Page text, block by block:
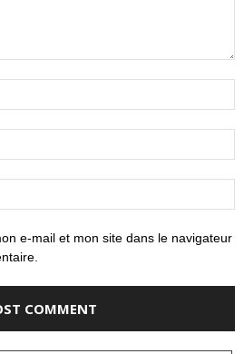
e-mail et mon site dans le navigateur